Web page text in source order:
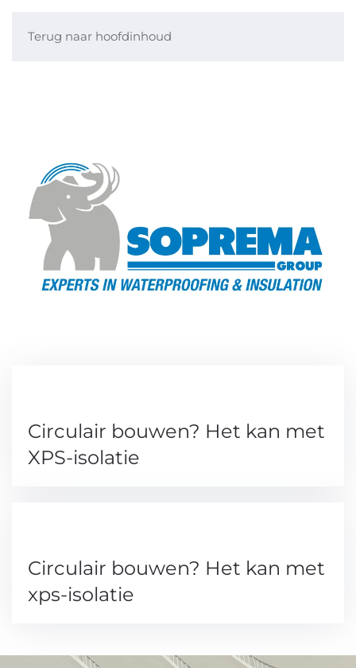
Terug naar hoofdinhoud
Circulair bouwen? Het kan met
XPS-isolatie
Circulair bouwen? Het kan met
xps-isolatie